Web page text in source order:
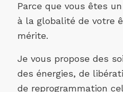
Parce que vous êtes
à la globalité de votre
mérite.
Je vous propose des
des énergies, de
de reprogrammation